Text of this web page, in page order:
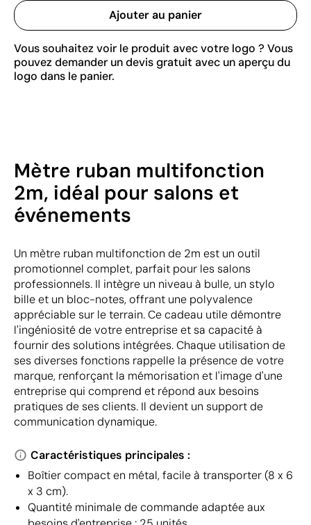
Ajouter au panier
Vous souhaitez voir le produit avec votre logo ? Vous
pouvez demander un devis gratuit avec un aperçu du
logo dans le panier.
Mètre ruban multifonction
2m, idéal pour salons et
événements
Un mètre ruban multifonction de 2m est un outil
promotionnel complet, parfait pour les salons
professionnels. Il intègre un niveau à bulle, un stylo
bille et un bloc-notes, offrant une polyvalence
appréciable sur le terrain. Ce cadeau utile démontre
l'ingéniosité de votre entreprise et sa capacité à
fournir des solutions intégrées. Chaque utilisation de
ses diverses fonctions rappelle la présence de votre
marque, renforçant la mémorisation et l'image d'une
entreprise qui comprend et répond aux besoins
pratiques de ses clients. Il devient un support de
communication dynamique.
Caractéristiques principales :
Boîtier compact en métal, facile à transporter (8 x 6
x 3 cm).
Quantité minimale de commande adaptée aux